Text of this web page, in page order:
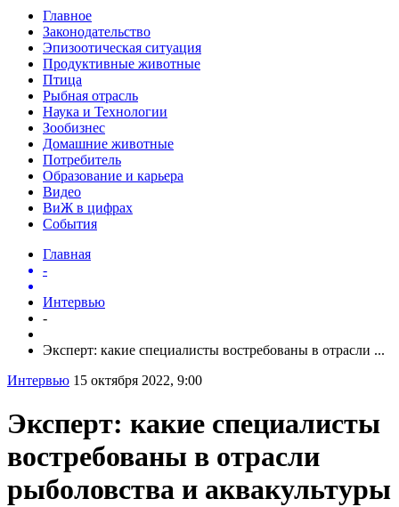
Главное
Законодательство
Эпизоотическая ситуация
Продуктивные животные
Птица
Рыбная отрасль
Наука и Технологии
Зообизнес
Домашние животные
Потребитель
Образование и карьера
Видео
ВиЖ в цифрах
События
Главная
-
Интервью
-
Эксперт: какие специалисты востребованы в отрасли ...
Интервью 15 октября 2022, 9:00
Эксперт: какие специалисты
востребованы в отрасли
рыболовства и аквакультуры